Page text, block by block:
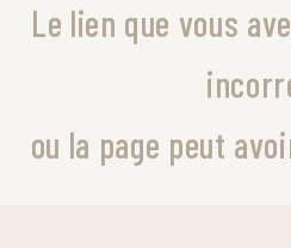
Le lien que vous
ou la page peut